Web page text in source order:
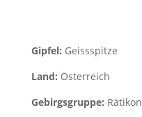
Gipfel: Geissspitze
Land: Österreich
Gebirgsgruppe: Rätikon